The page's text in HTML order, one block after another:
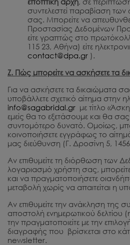
συντελεστεί παραβίαση
σας. Μπορείτε να
Προστασίας Δεδομένων
είτε γραπτώς στο
115 23, Αθήνα) είτε
contact@dpa.gr ).
Ζ. Πώς μπορείτε να ασκήσετε τα
Για να ασκήσετε τα δικαιώματα
υποβάλλετε σχετικό αίτημα στην
info@sagabridal.gr με τίτλο
εμείς θα το εξετάσουμε και θα
συντομότερο δυνατό. Ομοίως,
κοινοποιήσετε εγγράφως το
μας διεύθυνση (Γ. Δροσίνη 5,
Αν επιθυμείτε τη διόρθωση των
λογαριασμό χρήστη σας,
και να πραγματοποιήσετε
μεταβολή χωρίς να απαιτείται η
Αν επιθυμείτε την ανάκληση της
αποστολή ενημερωτικού δελτίου
την πραγματοποιείτε με την
διαγραφής που βρίσκεται στο
newsletter.